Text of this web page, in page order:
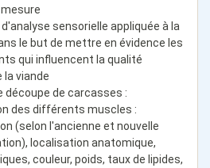
sensorielle appliquée à la
le but de mettre en évidence les
qui influencent la qualité
la viande
découpe de carcasses :
des différents muscles :
(selon l'ancienne et nouvelle
localisation anatomique,
couleur, poids, taux de lipides,